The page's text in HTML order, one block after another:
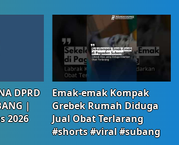
DPRD
|
2026
Emak-emak Kompak
Grebek Rumah Diduga
Jual Obat Terlarang
#shorts #viral #subang